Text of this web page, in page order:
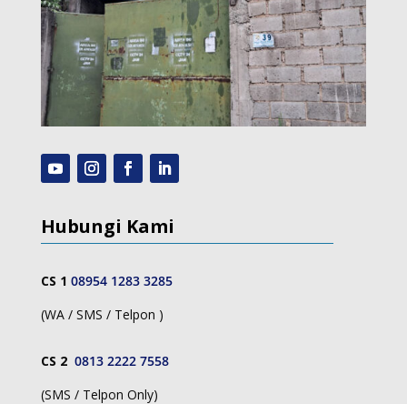
Hubungi Kami
CS 1 08954 1283 3285
(WA / SMS / Telpon )
CS 2 0813 2222 7558
(SMS / Telpon Only)